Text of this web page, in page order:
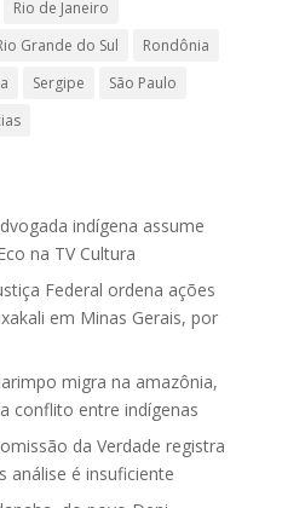
Rio de Janeiro
Grande do Sul
Rondônia
Sergipe
São Paulo
indígena assume
na TV Cultura
Federal ordena ações
em Minas Gerais, por
migra na amazônia,
conflito entre indígenas
da Verdade registra
análise é insuficiente